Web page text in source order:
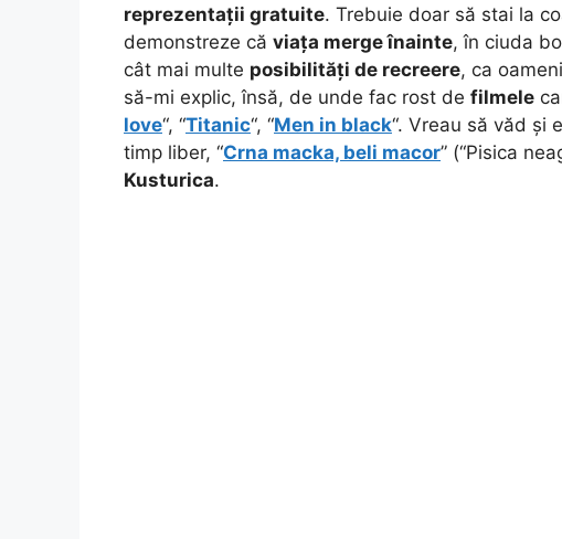
reprezentații gratuite. Trebuie doar să stai la
demonstreze că viața merge înainte, în ciuda
cât mai multe posibilități de recreere, ca
să-mi explic, însă, de unde fac rost de filmele
love“, “Titanic“, “Men in black“. Vreau să văd și
timp liber, “Crna macka, beli macor” (“Pisica
Kusturica.